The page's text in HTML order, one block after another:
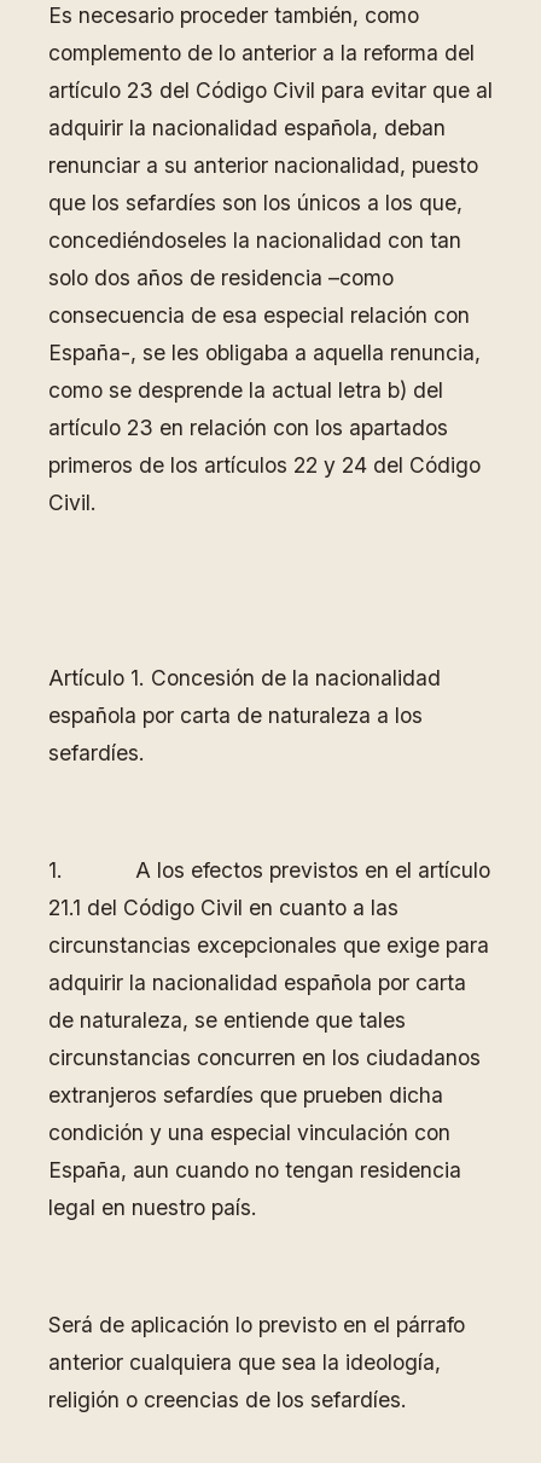
Es necesario proceder también, como
complemento de lo anterior a la reforma del
artículo 23 del Código Civil para evitar que al
adquirir la nacionalidad española, deban
renunciar a su anterior nacionalidad, puesto
que los sefardíes son los únicos a los que,
concediéndoseles la nacionalidad con tan
solo dos años de residencia –como
consecuencia de esa especial relación con
España-, se les obligaba a aquella renuncia,
como se desprende la actual letra b) del
artículo 23 en relación con los apartados
primeros de los artículos 22 y 24 del Código
Civil.
Artículo 1. Concesión de la nacionalidad
española por carta de naturaleza a los
sefardíes.
1. A los efectos previstos en el artículo
21.1 del Código Civil en cuanto a las
circunstancias excepcionales que exige para
adquirir la nacionalidad española por carta
de naturaleza, se entiende que tales
circunstancias concurren en los ciudadanos
extranjeros sefardíes que prueben dicha
condición y una especial vinculación con
España, aun cuando no tengan residencia
legal en nuestro país.
Será de aplicación lo previsto en el párrafo
anterior cualquiera que sea la ideología,
religión o creencias de los sefardíes.